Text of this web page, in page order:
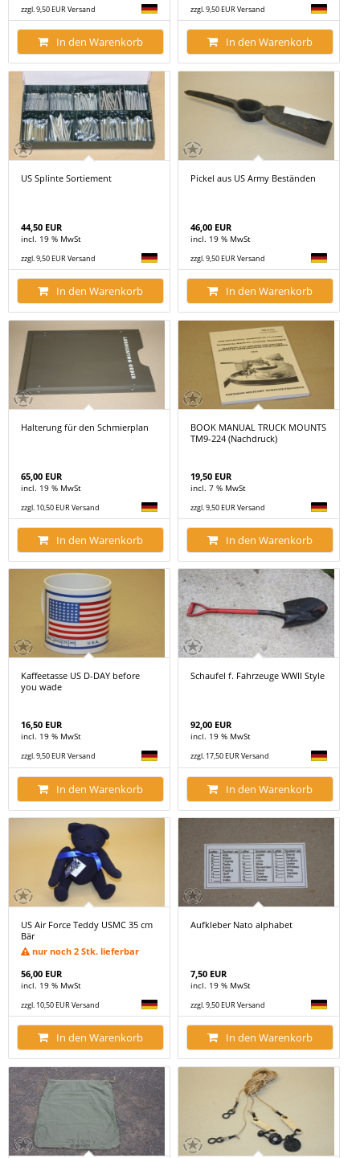
zzgl. 9,50 EUR Versand
In den Warenkorb
zzgl. 9,50 EUR Versand
In den Warenkorb
US Splinte Sortiement
44,50 EUR
incl. 19 % MwSt
zzgl. 9,50 EUR Versand
In den Warenkorb
Pickel aus US Army Beständen
46,00 EUR
incl. 19 % MwSt
zzgl. 9,50 EUR Versand
In den Warenkorb
Halterung für den Schmierplan
65,00 EUR
incl. 19 % MwSt
zzgl. 10,50 EUR Versand
In den Warenkorb
BOOK MANUAL TRUCK MOUNTS
TM9-224 (Nachdruck)
19,50 EUR
incl. 7 % MwSt
zzgl. 9,50 EUR Versand
In den Warenkorb
Kaffeetasse US D-DAY before
you wade
16,50 EUR
incl. 19 % MwSt
zzgl. 9,50 EUR Versand
In den Warenkorb
Schaufel f. Fahrzeuge WWII Style
92,00 EUR
incl. 19 % MwSt
zzgl. 17,50 EUR Versand
In den Warenkorb
US Air Force Teddy USMC 35 cm
Bär
nur noch 2 Stk. lieferbar
56,00 EUR
incl. 19 % MwSt
zzgl. 10,50 EUR Versand
In den Warenkorb
Aufkleber Nato alphabet
7,50 EUR
incl. 19 % MwSt
zzgl. 9,50 EUR Versand
In den Warenkorb